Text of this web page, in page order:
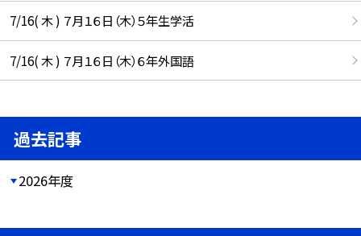
7/16( 木 ) ７月１６日（木）５年生学活
7/16( 木 ) ７月１６日（木）６年外国語
過去記事
2026年度